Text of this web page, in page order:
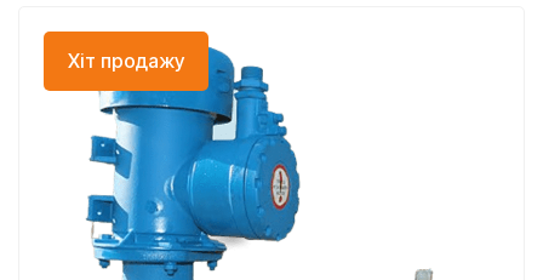
Хіт продажу